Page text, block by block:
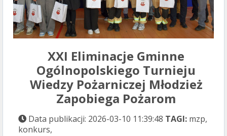
XXI Eliminacje Gminne
Ogólnopolskiego Turnieju
Wiedzy Pożarniczej Młodzież
Zapobiega Pożarom
Data publikacji: 2026-03-10 11:39:48 TAGI: mzp,
konkurs,